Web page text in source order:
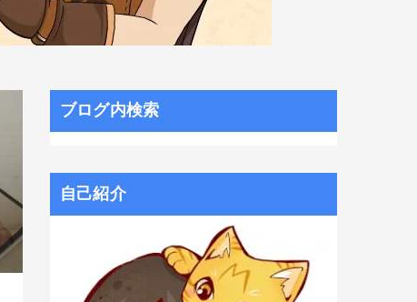
ブログ内検索
自己紹介